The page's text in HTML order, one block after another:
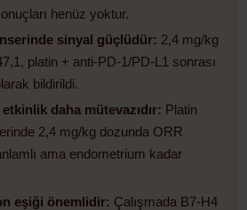
henüz yoktur.
sinyal güçlüdür: 2,4 mg/kg
platin + anti-PD-1/PD-L1 sonrası
bildirildi.
daha mütevazıdır: Platin
2,4 mg/kg dozunda ORR
ama endometrium kadar
eşiği önemlidir: Çalışmada B7-H4